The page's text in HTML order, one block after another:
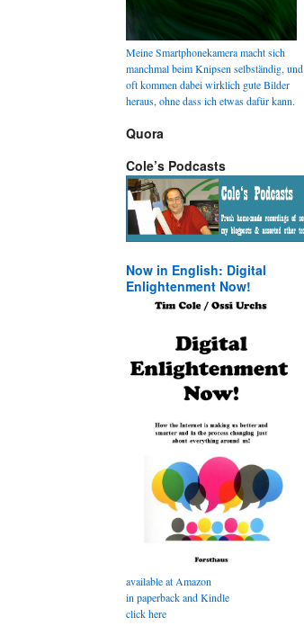
Meine Smartphonekamera macht sich
manchmal beim Knipsen selbständig, und
oft kommen dabei wirklich gute Bilder
heraus, ohne dass ich etwas dafür kann.
Quora
Cole’s Podcasts
Now in English: Digital
Enlightenment Now!
available at Amazon
in paperback and Kindle
click here